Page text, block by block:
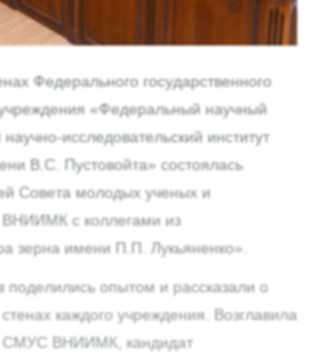
Федерального государственного
«Федеральный научный
исследовательский институт
В.С. Пустовойта» состоялась
Совета молодых ученых и
с коллегами из
зерна имени П.П. Лукьяненко».
поделились опытом и рассказали о
каждого учреждения. Возглавила
СМУС ВНИИМК, кандидат